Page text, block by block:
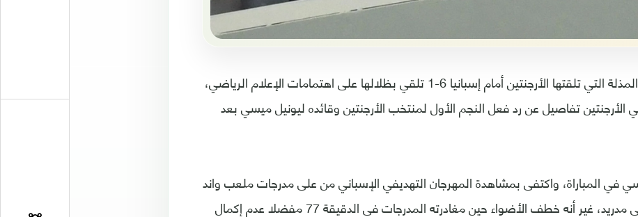
لا تزال الهزيمة المذلة التي تلقتها الأرجنتين أمام إسبانيا 6-1 تلقي بظلالها على اهتمامات الإعلام الرياضي،
تفاصيل عن رد فعل النجم الأول لمنتخب الأرجنتين وقائده ليونيل ميسي بعد
في المباراة، واكتفى بمشاهدة المهرجان التهديفي الإسباني من على مدرجات ملعب واند
ميتروبوليتانو في مدريد، غير أنه خطف الأضواء حين مغادرته المدرجات في الدقيقة 77 مفضلا عدم إكمال